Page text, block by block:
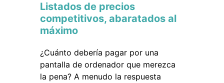
Listados de precios
competitivos, abaratados al
máximo
¿Cuánto debería pagar por una
pantalla de ordenador que merezca
la pena? A menudo la respuesta